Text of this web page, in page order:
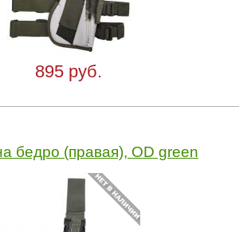
895 руб.
бедро (правая), OD green